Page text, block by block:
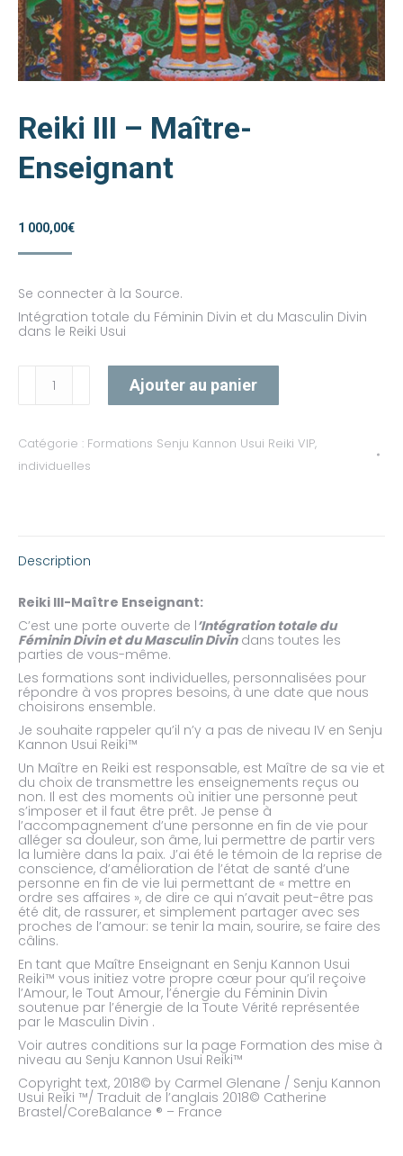
Reiki III – Maître-
Enseignant
1 000,00€
Se connecter à la Source.
Intégration totale du Féminin Divin et du Masculin Divin
dans le Reiki Usui
Reiki
Maître-
Enseignant
Ajouter au panier
Catégorie : Formations Senju Kannon Usui Reiki VIP,
individuelles
Description
Reiki III-Maître Enseignant:
C’est une porte ouverte de l’Intégration totale du
Féminin Divin et du Masculin Divindans toutes les
parties de vous-même.
Les formations sont individuelles, personnalisées pour
répondre à vos propres besoins, à une date que nous
choisirons ensemble.
Je souhaite rappeler qu’il n’y a pas de niveau IV en Senju
Kannon Usui Reiki™
Un Maître en Reiki est responsable, est Maître de sa vie et
du choix de transmettre les enseignements reçus ou
non. Il est des moments où initier une personne peut
s’imposer et il faut être prêt. Je pense à
l’accompagnement d’une personne en fin de vie pour
alléger sa douleur, son âme, lui permettre de partir vers
la lumière dans la paix. J’ai été le témoin de la reprise de
conscience, d’amélioration de l’état de santé d’une
personne en fin de vie lui permettant de « mettre en
ordre ses affaires », de dire ce qui n’avait peut-être pas
été dit, de rassurer, et simplement partager avec ses
proches de l’amour: se tenir la main, sourire, se faire des
câlins.
En tant que Maître Enseignant en Senju Kannon Usui
Reiki™ vous initiez votre propre cœur pour qu’il reçoive
l’Amour, le Tout Amour, l’énergie du Féminin Divin
soutenue par l’énergie de la Toute Vérité représentée
par le Masculin Divin .
Voir autres conditions sur la page Formation des mise à
niveau au Senju Kannon Usui Reiki™
Copyright text, 2018© by Carmel Glenane / Senju Kannon
Usui Reiki ™/ Traduit de l’anglais 2018© Catherine
Brastel/CoreBalance ® – France